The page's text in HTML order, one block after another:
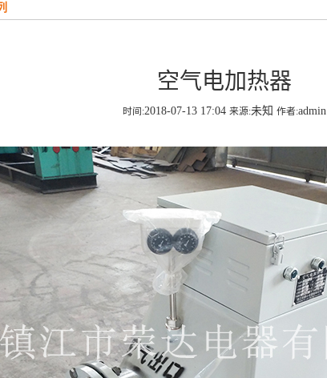
空气电加热器
时间:2018-07-13 17:04 来源:未知 作者:admin